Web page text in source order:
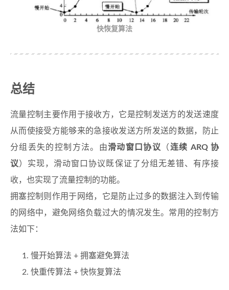
快恢复算法
总结
流量控制主要作用于接收方，它是控制发送方的发送速度
从而使接受方能够来的急接收发送方所发送的数据，防止
分组丢失的控制方法。由滑动窗口协议 （连续 ARQ 协
议）实现，滑动窗口协议既保证了分组无差错、有序接
收，也实现了流量控制的功能。
拥塞控制则作用于网络，它是防止过多的数据注入到传输
的网络中，避免网络负载过大的情况发生。常用的控制方
法如下：
慢开始算法 + 拥塞避免算法
快重传算法 + 快恢复算法